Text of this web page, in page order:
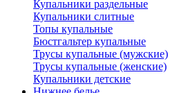
Купальники раздельные
Купальники слитные
Топы купальные
Бюстгальтер купальные
Трусы купальные (мужские)
Трусы купальные (женские)
Купальники детские